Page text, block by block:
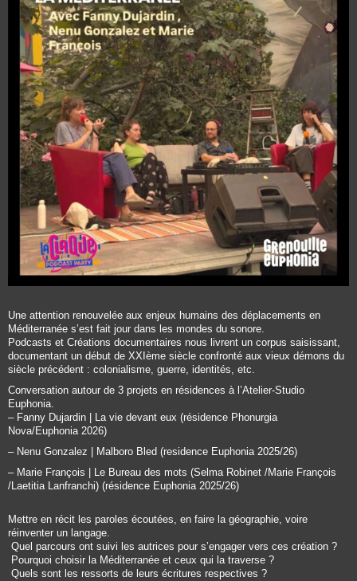
Une attention renouvelée aux enjeux humains des déplacements en
Méditerranée s’est fait jour dans les mondes du sonore.
Podcasts et Créations documentaires nous livrent un corpus saisissant,
documentant un début de XXIème siècle confronté aux vieux démons du
siècle précédent : colonialisme, guerre, identités, etc.
Conversation autour de 3 projets en résidences à l’Atelier-Studio
Euphonia.
– Fanny Dujardin | La vie devant eux (résidence Phonurgia
Nova/Euphonia 2026)
– Nenu Gonzalez | Malboro Bled (residence Euphonia 2025/26)
– Marie François | Le Bureau des mots (Selma Robinet /Marie François
/Laetitia Lanfranchi) (résidence Euphonia 2025/26)
Mettre en récit les paroles écoutées, en faire la géographie, voire
réinventer un langage.
Quel parcours ont suivi les autrices pour s’engager vers ces création ?
Pourquoi choisir la Méditerranée et ceux qui la traverse ?
Quels sont les ressorts de leurs écritures respectives ?